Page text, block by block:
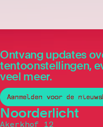
Ontvang updates
tentoonstellingen,
veel meer.
Aanmelden voor de
Noorderlicht
Akerkhof 12